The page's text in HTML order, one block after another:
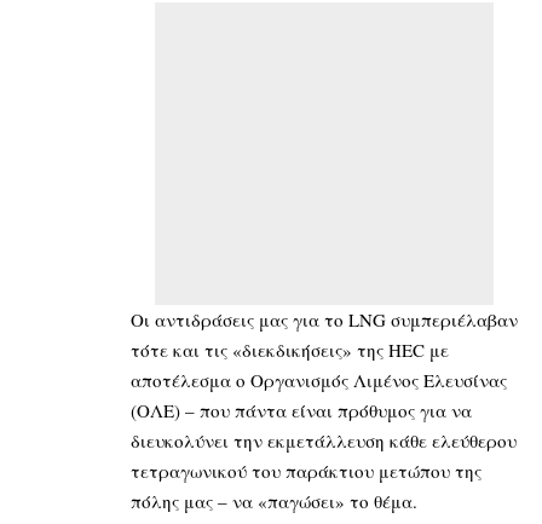
Oι αντιδράσεις μας για το LNG συμπεριέλαβαν
τότε και τις «διεκδικήσεις» της ΗΕC με
αποτέλεσμα ο Οργανισμός Λιμένος Ελευσίνας
(ΟΛΕ) – που πάντα είναι πρόθυμος για να
διευκολύνει την εκμετάλλευση κάθε ελεύθερου
τετραγωνικού του παράκτιου μετώπου της
πόλης μας – να «παγώσει» το θέμα.